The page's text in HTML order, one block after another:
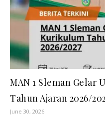
MAN 1 Sleman Gelar
Tahun Ajaran 2026/
June 30, 2026